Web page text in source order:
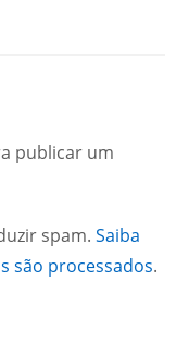
publicar um
spam.Saiba
são processados.